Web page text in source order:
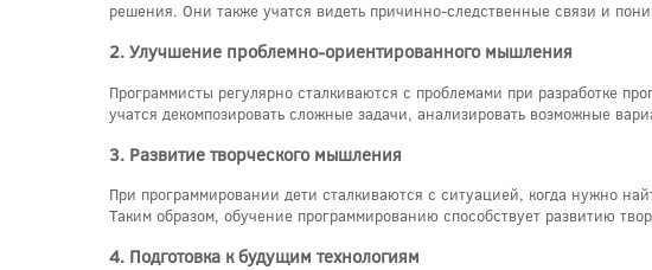
решения. Они также учатся видеть причинно-следственные связи и
2. Улучшение проблемно-ориентированного мышления
Программисты регулярно сталкиваются с проблемами при разработке
учатся декомпозировать сложные задачи, анализировать возможные
3. Развитие творческого мышления
При программировании дети сталкиваются с ситуацией, когда нужно
Таким образом, обучение программированию способствует развитию
4. Подготовка к будущим технологиям